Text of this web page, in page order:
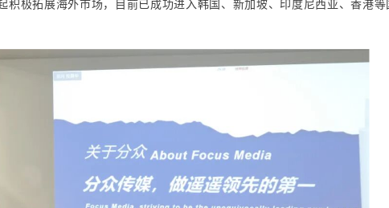
积极拓展海外市场，目前已成功进入韩国、新加坡、印度尼西亚、香港